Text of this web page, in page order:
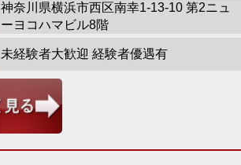
神奈川県横浜市西区南幸1-13-10 第2ニュ
ーヨコハマビル8階
未経験者大歓迎 経験者優遇有